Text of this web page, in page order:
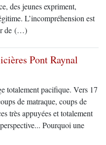
des jeunes expriment,
L’incompréhension est
de (…)
Pont Raynal
totalement pacifique. Vers 17
de matraque, coups de
très appuyées et totalement
Pourquoi une